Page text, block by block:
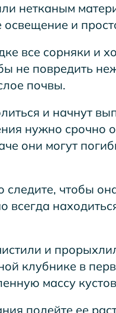
нетканым
освещение и
все сорняки и
не повредить
почвы.
и начнут
нужно срочно
они могут
чтобы
всегда
и
клубнике в
массу
полейте ее